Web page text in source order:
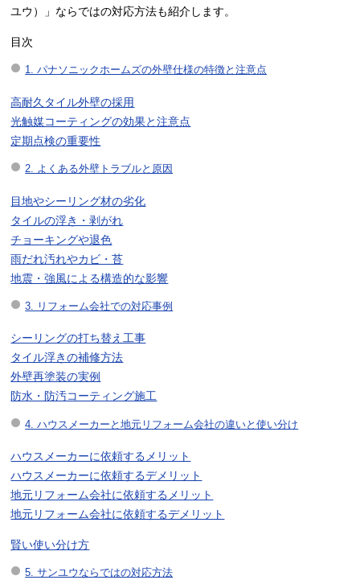
ユウ）」ならではの対応方法も紹介します。
目次
1. パナソニックホームズの外壁仕様の特徴と注意点
高耐久タイル外壁の採用
光触媒コーティングの効果と注意点
定期点検の重要性
2. よくある外壁トラブルと原因
目地やシーリング材の劣化
タイルの浮き・剥がれ
チョーキングや退色
雨だれ汚れやカビ・苔
地震・強風による構造的な影響
3. リフォーム会社での対応事例
シーリングの打ち替え工事
タイル浮きの補修方法
外壁再塗装の実例
防水・防汚コーティング施工
4. ハウスメーカーと地元リフォーム会社の違いと使い分け
ハウスメーカーに依頼するメリット
ハウスメーカーに依頼するデメリット
地元リフォーム会社に依頼するメリット
地元リフォーム会社に依頼するデメリット
賢い使い分け方
5. サンユウならではの対応方法